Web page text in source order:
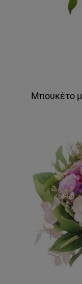
Μπουκέτο